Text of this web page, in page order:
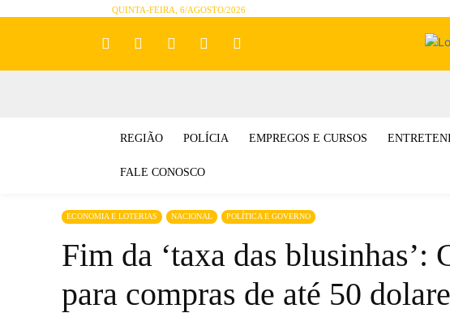
QUINTA-FEIRA, 6/AGOSTO/2026
REGIÃO POLÍCIA EMPREGOS E CURSOS
FALE CONOSCO
ECONOMIA E LOTERIAS NACIONAL POLÍTICA E GOVERNO
Fim da ‘taxa das
para compras de até 50